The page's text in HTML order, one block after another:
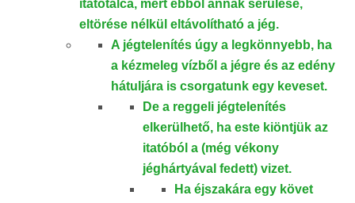
itatótálca, mert ebből annak sérülése,
eltörése nélkül eltávolítható a jég.
A jégtelenítés úgy a legkönnyebb, ha
a kézmeleg vízből a jégre és az edény
hátuljára is csorgatunk egy keveset.
De a reggeli jégtelenítés
elkerülhető, ha este kiöntjük az
itatóból a (még vékony
jéghártyával fedett) vizet.
Ha éjszakára egy követ